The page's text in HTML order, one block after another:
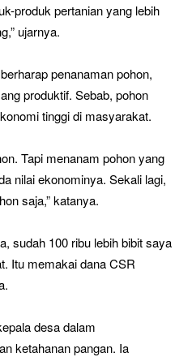
produk pertanian yang lebih
ujarnya.
penanaman pohon,
produktif. Sebab, pohon
tinggi di masyarakat.
Tapi menanam pohon yang
nilai ekonominya. Sekali lagi,
saja,” katanya.
sudah 100 ribu lebih bibit saya
Itu memakai dana CSR
desa dalam
ketahanan pangan. Ia